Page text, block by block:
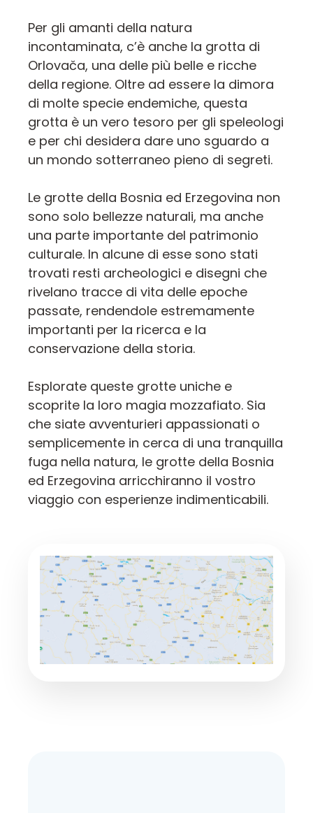
Per gli amanti della natura
incontaminata, c’è anche la grotta di
Orlovača, una delle più belle e ricche
della regione. Oltre ad essere la dimora
di molte specie endemiche, questa
grotta è un vero tesoro per gli speleologi
e per chi desidera dare uno sguardo a
un mondo sotterraneo pieno di segreti.
Le grotte della Bosnia ed Erzegovina non
sono solo bellezze naturali, ma anche
una parte importante del patrimonio
culturale. In alcune di esse sono stati
trovati resti archeologici e disegni che
rivelano tracce di vita delle epoche
passate, rendendole estremamente
importanti per la ricerca e la
conservazione della storia.
Esplorate queste grotte uniche e
scoprite la loro magia mozzafiato. Sia
che siate avventurieri appassionati o
semplicemente in cerca di una tranquilla
fuga nella natura, le grotte della Bosnia
ed Erzegovina arricchiranno il vostro
viaggio con esperienze indimenticabili.